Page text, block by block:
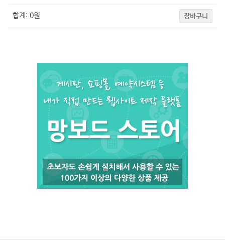
합계: 0원 장바구니